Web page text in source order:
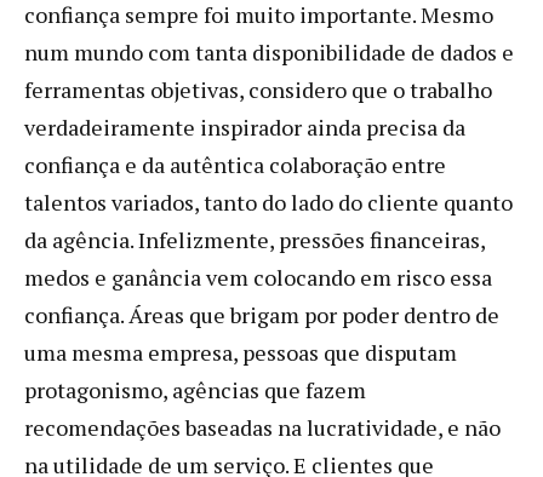
confiança sempre foi muito importante. Mesmo
num mundo com tanta disponibilidade de dados e
ferramentas objetivas, considero que o trabalho
verdadeiramente inspirador ainda precisa da
confiança e da autêntica colaboração entre
talentos variados, tanto do lado do cliente quanto
da agência. Infelizmente, pressões financeiras,
medos e ganância vem colocando em risco essa
confiança. Áreas que brigam por poder dentro de
uma mesma empresa, pessoas que disputam
protagonismo, agências que fazem
recomendações baseadas na lucratividade, e não
na utilidade de um serviço. E clientes que